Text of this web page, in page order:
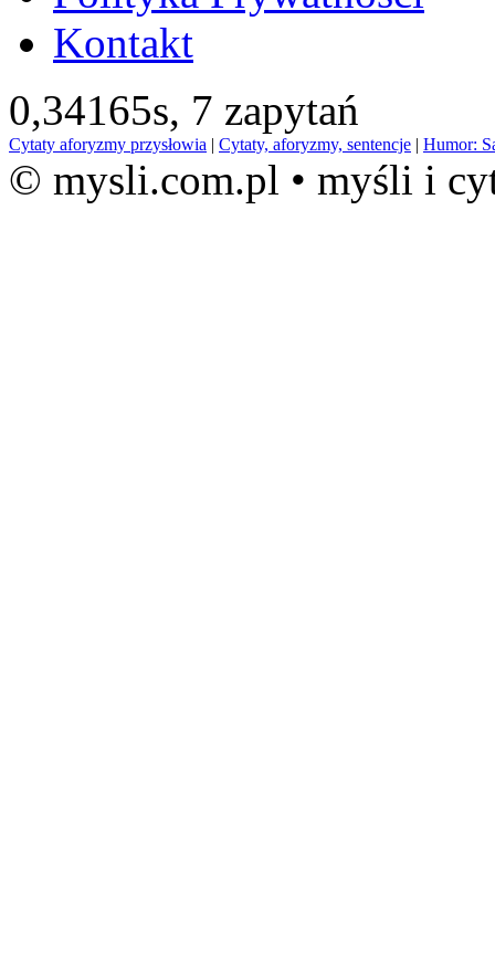
Kontakt
0,34165s, 7 zapytań
Cytaty aforyzmy przysłowia | Cytaty, aforyzmy, sentencje | Humor:
© mysli.com.pl • myśli i